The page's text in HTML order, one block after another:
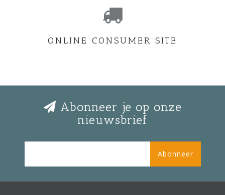
ONLINE CONSUMER SITE
Abonneer je op onze
nieuwsbrief
Abonneer